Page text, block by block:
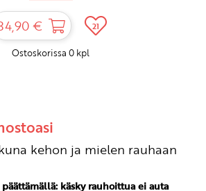
€ 21
Ostoskorissa 0 kpl
kehon ja mielen rauhaan
käsky rauhoittua ei auta